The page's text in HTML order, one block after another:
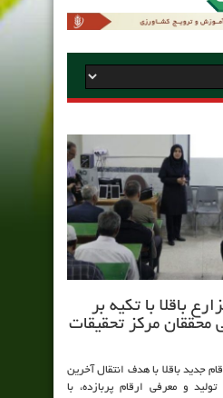
باقلا با تکیه بر
محققان مرکز تحقیقات
جدید باقلا با هدف انتقال آخرین
و معرفی ارقام پربازده، با